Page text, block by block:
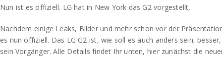
Nun ist es offiziell. LG hat in New York das G2 vorgestellt,
Nachdem einige Leaks, Bilder und mehr schon vor der
es nun offiziell. Das LG G2 ist, wie soll es auch anders sein,
sein Vorgänger. Alle Details findet Ihr unten, hier zunächst die